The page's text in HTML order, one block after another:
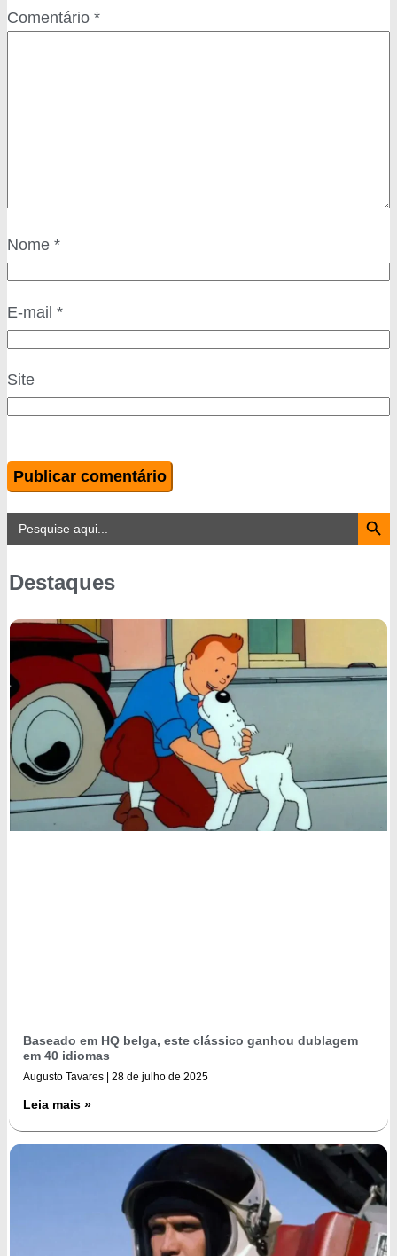
Comentário *
Nome *
E-mail *
Site
Search
for:
Search Button
Destaques
Baseado em HQ belga, este clássico ganhou dublagem
em 40 idiomas
Augusto Tavares 28 de julho de 2025
Leia mais »